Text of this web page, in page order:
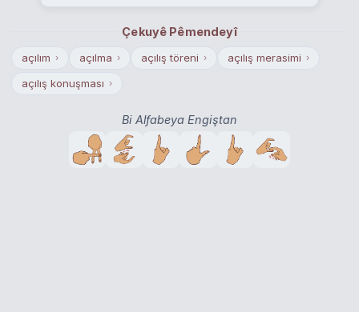
Çekuyê Pêmendeyî
açılım › açılma › açılış töreni › açılış merasimi ›
açılış konuşması ›
Bi Alfabeya Engiştan